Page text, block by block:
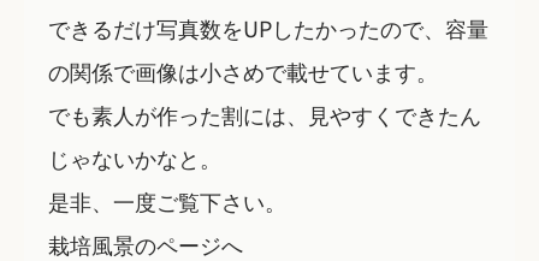
できるだけ写真数をUPしたかったので、容量
の関係で画像は小さめで載せています。
でも素人が作った割には、見やすくできたん
じゃないかなと。
是非、一度ご覧下さい。
栽培風景のページへ